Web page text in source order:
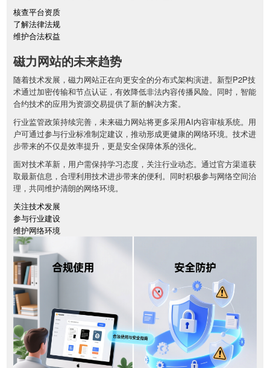
核查平台资质
了解法律法规
维护合法权益
磁力网站的未来趋势
随着技术发展，磁力网站正在向更安全的分布式架构演进。新型P2P技
术通过加密传输和节点认证，有效降低非法内容传播风险。同时，智能
合约技术的应用为资源交易提供了新的解决方案。
行业监管政策持续完善，未来磁力网站将更多采用AI内容审核系统。用
户可通过参与行业标准制定建议，推动形成更健康的网络环境。技术进
步带来的不仅是效率提升，更是安全保障体系的强化。
面对技术革新，用户需保持学习态度，关注行业动态。通过官方渠道获
取最新信息，合理利用技术进步带来的便利。同时积极参与网络空间治
理，共同维护清朗的网络环境。
关注技术发展
参与行业建设
维护网络环境